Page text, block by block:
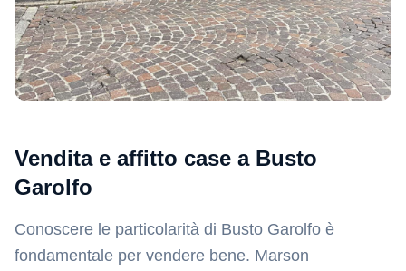
Vendita e affitto case a Busto
Garolfo
Conoscere le particolarità di Busto Garolfo è
fondamentale per vendere bene. Marson